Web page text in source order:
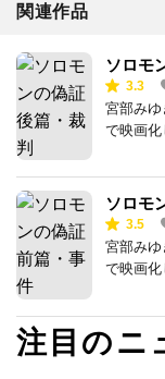
関連作品
ソロモ
3.3
宮部み
で映画
ソロモ
3.5
宮部み
で映画
注目のニ